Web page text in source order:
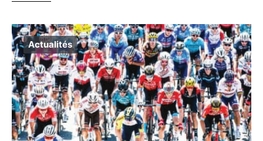
Actualités